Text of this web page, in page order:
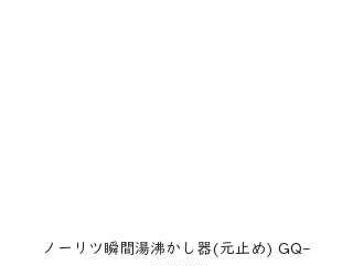
ノーリツ瞬間湯沸かし器(元止め) GQ-